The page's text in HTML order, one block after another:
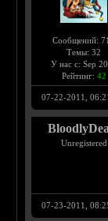
Сообщений:
Темы: 32
У нас с: Sep
Рейтинг: 42
07-22-2011,
Unregistered
07-23-2011,